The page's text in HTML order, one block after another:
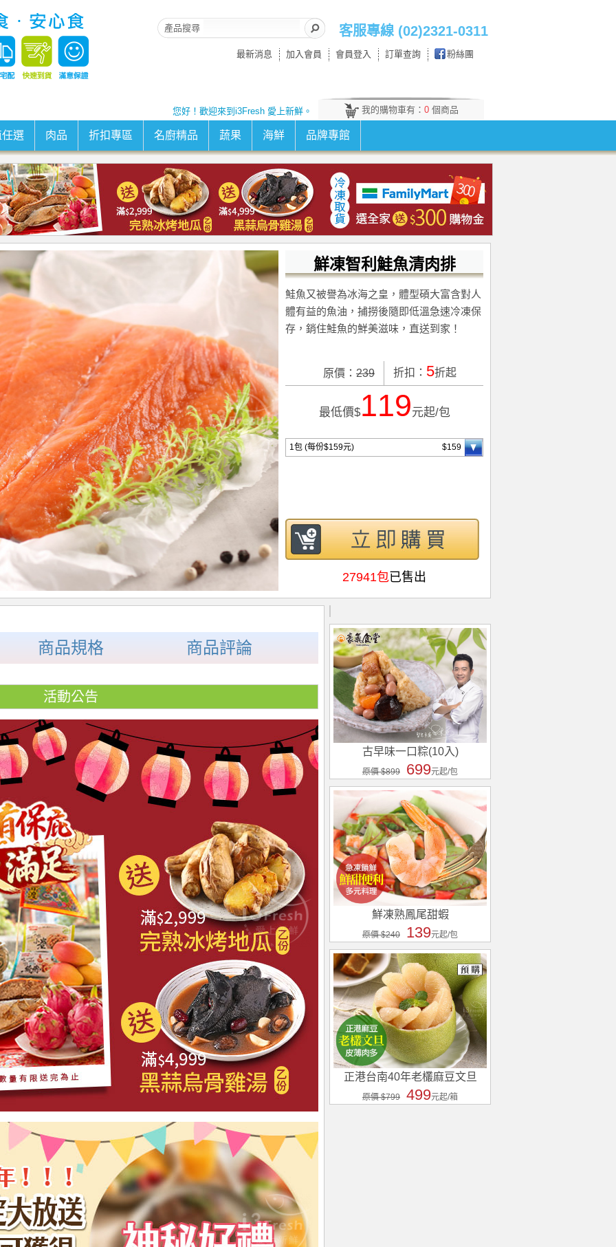
客服專線 (02)2321-0311
產品搜尋
最新消息 加入會員 會員登入 訂單查詢 粉絲團
您好！歡迎來到i3Fresh 愛上新鮮。 我的購物車有： 0 個商品
選 肉品 折扣專區 名廚精品 蔬果 海鮮 品牌專館
鮮凍智利鮭魚清肉排
鮭魚又被譽為冰海之皇，體型碩大富含對人
體有益的魚油，捕撈後隨即低溫急速冷凍保
存，銷住鮭魚的鮮美滋味，直送到家！
原價： 239 折扣： 5折起
最低價$119元起/包
1包 (每份$159元) $159
27941包已售出
商品規格 商品評論
活動公告
古早味一口粽(10入)
原價 $899 699元起/包
鮮凍熟鳳尾甜蝦
原價 $240 139元起/包
正港台南40年老欉麻豆文旦
原價 $799 499元起/箱